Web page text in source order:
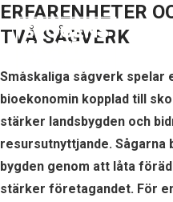
ERFARENHETER
TVÅ SÅGVERK
Småskaliga sågverk spelar
bioekonomin kopplad till
stärker landsbygden och
resursutnyttjande.
bygden genom att låta
stärker företagandet. För